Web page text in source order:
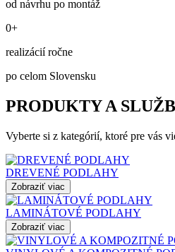
od návrhu po montáž
0+
realizácií ročne
po celom Slovensku
PRODUKTY A
Vyberte si z kategórií, ktoré pre vás
DREVENÉ PODLAHY
Zobraziť viac
LAMINÁTOVÉ PODLAHY
Zobraziť viac